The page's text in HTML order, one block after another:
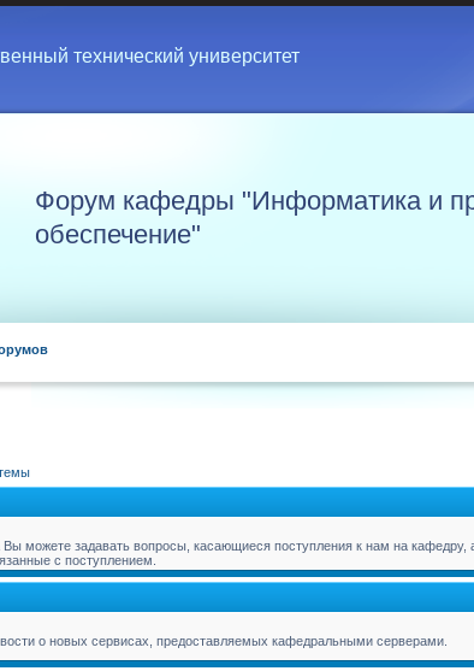
технический университет
Форум кафедры "Информатика и
обеспечение"
можете задавать вопросы, касающиеся поступления к нам на кафедру,
с поступлением.
о новых сервисах, предоставляемых кафедральными серверами.